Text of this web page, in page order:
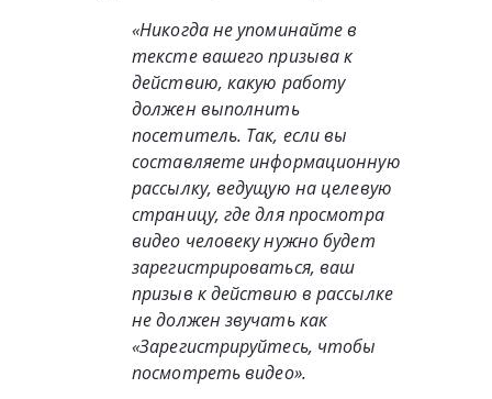
«Никогда не упоминайте в
тексте вашего призыва к
действию, какую работу
должен выполнить
посетитель. Так, если вы
составляете информационную
рассылку, ведущую на целевую
страницу, где для просмотра
видео человеку нужно будет
зарегистрироваться, ваш
призыв к действию в рассылке
не должен звучать как
«Зарегистрируйтесь, чтобы
посмотреть видео».